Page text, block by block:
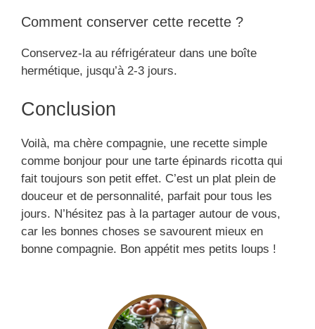
Comment conserver cette recette ?
Conservez-la au réfrigérateur dans une boîte
hermétique, jusqu’à 2-3 jours.
Conclusion
Voilà, ma chère compagnie, une recette simple
comme bonjour pour une tarte épinards ricotta qui
fait toujours son petit effet. C’est un plat plein de
douceur et de personnalité, parfait pour tous les
jours. N’hésitez pas à la partager autour de vous,
car les bonnes choses se savourent mieux en
bonne compagnie. Bon appétit mes petits loups !